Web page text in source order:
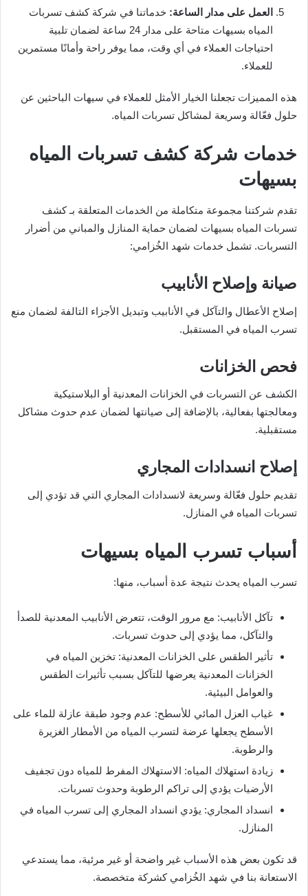
العمل على مدار الساعة: خدماتنا في شركة كشف تسربات
المياه بسيهات متاحة على مدار 24 ساعة لضمان تلبية
احتياجات العملاء في أي وقت، مما يوفر راحة وأمانًا مستمرين
للعملاء.
هذه المميزات تجعلنا الخيار الأمثل للعملاء في سيهات الباحثين عن
حلول فعّالة وسريعة لمشاكل تسربات المياه.
خدمات شركة كشف تسربات المياه
بسيهات
تقدم شركتنا مجموعة متكاملة من الخدمات المتعلقة بـ كشف
تسربات المياه بسيهات لضمان حماية المنازل والمباني من أضرار
التسربات. تشمل خدمات شهد الخُزامي:
صيانة وإصلاح الأنابيب
إصلاح الأعطال والتآكل في الأنابيب وتبديل الأجزاء التالفة لضمان منع
تسرب المياه في المستقبل.
فحص الخزانات
الكشف عن التسربات في الخزانات المعدنية أو البلاستيكية
ومعالجتها بفعالية، بالإضافة إلى صيانتها لضمان عدم حدوث مشاكل
مستقبلية.
إصلاح انسدادات المجاري
تقديم حلول فعّالة وسريعة لانسدادات المجاري التي قد تؤدي إلى
تسربات المياه في المنازل.
أسباب تسرب المياه بسيهات
تسرب المياه يحدث نتيجة عدة أسباب، منها:
تآكل الأنابيب: مع مرور الوقت، تتعرض الأنابيب المعدنية للصدأ
والتآكل، مما يؤدي إلى حدوث تسربات.
تأثير الطقس على الخزانات المعدنية: تخزين المياه في
الخزانات المعدنية يعرضها للتآكل بسبب تأثيرات الطقس
والعوامل البيئية.
غياب العزل المائي للأسطح: عدم وجود طبقة عازلة للماء على
الأسطح يجعلها عرضة لتسرب المياه من الأمطار الغزيرة
والرطوبة.
زيادة استهلاك المياه: الاستهلاك المفرط للمياه دون تجفيف
الأرضيات يؤدي إلى تراكم الرطوبة وحدوث تسربات.
انسداد المجاري: يؤدي انسداد المجاري إلى تسرب المياه في
المنازل.
قد تكون بعض هذه الأسباب غير واضحة أو غير مرئية، مما يستدعي
الاستعانة بنا في شهد الخُزامي كشركة متخصصة.